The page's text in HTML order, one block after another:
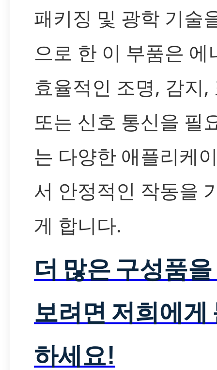
패키징 및 광학 기술
으로 한 이 부품은 에
효율적인 조명, 감지,
또는 신호 통신을 필
는 다양한 애플리케
서 안정적인 작동을
게 합니다.
더 많은 구성품
보려면 저희에게
하세요!